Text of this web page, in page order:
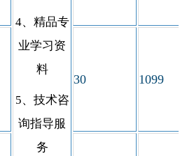
4、精品专
业学习资
料
5、技术咨
询指导服
务
30 1099